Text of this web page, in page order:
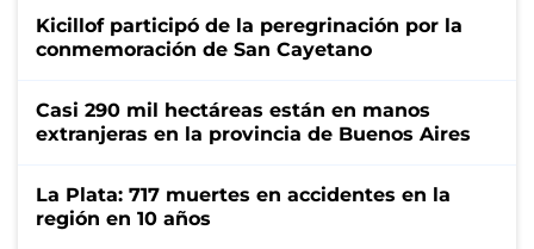
Kicillof participó de la peregrinación por la
conmemoración de San Cayetano
Casi 290 mil hectáreas están en manos
extranjeras en la provincia de Buenos Aires
La Plata: 717 muertes en accidentes en la
región en 10 años